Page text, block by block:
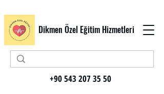
Dikmen Özel Eğitim Hizmetleri
+90 543 207 35 50